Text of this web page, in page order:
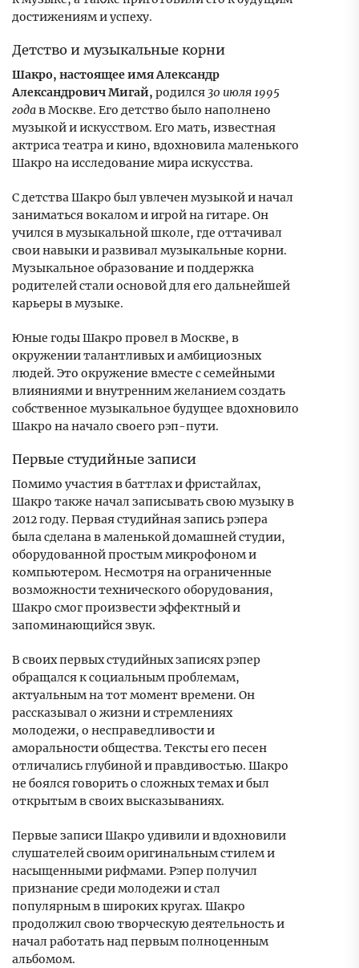
достижениям и успеху.
Детство и музыкальные корни
Шакро, настоящее имя Александр
Александрович Мигай, родился 30 июля 1995
годав Москве. Его детство было наполнено
музыкой и искусством. Его мать, известная
актриса театра и кино, вдохновила маленького
Шакро на исследование мира искусства.
С детства Шакро был увлечен музыкой и начал
заниматься вокалом и игрой на гитаре. Он
учился в музыкальной школе, где оттачивал
свои навыки и развивал музыкальные корни.
Музыкальное образование и поддержка
родителей стали основой для его дальнейшей
карьеры в музыке.
Юные годы Шакро провел в Москве, в
окружении талантливых и амбициозных
людей. Это окружение вместе с семейными
влияниями и внутренним желанием создать
собственное музыкальное будущее вдохновило
Шакро на начало своего рэп-пути.
Первые студийные записи
Помимо участия в баттлах и фристайлах,
Шакро также начал записывать свою музыку в
2012 году. Первая студийная запись рэпера
была сделана в маленькой домашней студии,
оборудованной простым микрофоном и
компьютером. Несмотря на ограниченные
возможности технического оборудования,
Шакро смог произвести эффектный и
запоминающийся звук.
В своих первых студийных записях рэпер
обращался к социальным проблемам,
актуальным на тот момент времени. Он
рассказывал о жизни и стремлениях
молодежи, о несправедливости и
аморальности общества. Тексты его песен
отличались глубиной и правдивостью. Шакро
не боялся говорить о сложных темах и был
открытым в своих высказываниях.
Первые записи Шакро удивили и вдохновили
слушателей своим оригинальным стилем и
насыщенными рифмами. Рэпер получил
признание среди молодежи и стал
популярным в широких кругах. Шакро
продолжил свою творческую деятельность и
начал работать над первым полноценным
альбомом.